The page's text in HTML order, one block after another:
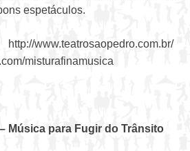
espetáculos.
http://www.teatrosaopedro.com.br/
misturafinamusica
Música para Fugir do Trânsito